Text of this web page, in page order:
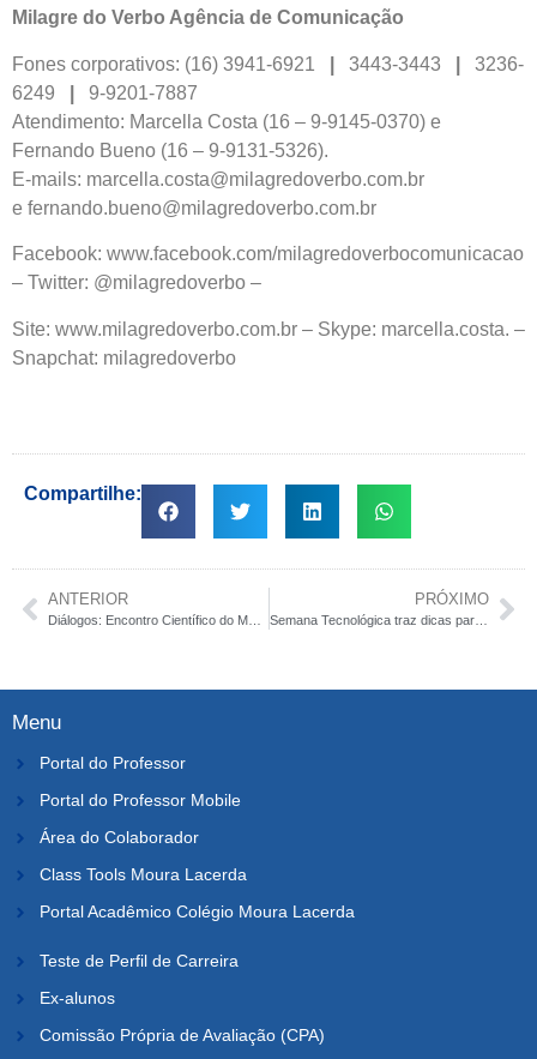
Milagre do Verbo Agência de Comunicação
Fones corporativos: (16) 3941-6921 3443-3443
3236-
6249
9-9201-7887
Atendimento: Marcella Costa (16 – 9-9145-0370) e
Fernando Bueno (16 – 9-9131-5326).
E-mails: marcella.costa@milagredoverbo.com.br
e fernando.bueno@milagredoverbo.com.br
Facebook: www.facebook.com/milagredoverbocomunicacao
– Twitter: @milagredoverbo –
Site: www.milagredoverbo.com.br – Skype: marcella.costa. –
Snapchat: milagredoverbo
Compartilhe:
ANTERIOR PRÓXIMO
Semana Tecnológica traz dicas para alunos se destacarem no mercado de trabalho
Menu
Portal do Professor
Portal do Professor Mobile
Área do Colaborador
Class Tools Moura Lacerda
Portal Acadêmico Colégio Moura Lacerda
Teste de Perfil de Carreira
Ex-alunos
Comissão Própria de Avaliação (CPA)